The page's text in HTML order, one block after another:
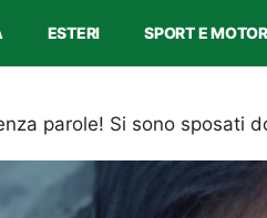
ESTERI SPORT E
parole! Si sono sposati